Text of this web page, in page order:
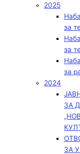
2025
за
за
за
2024
ЗА
ЗА